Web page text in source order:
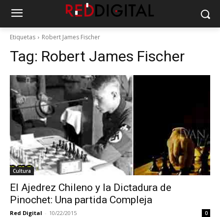
Etiquetas Robert James Fischer
Tag: Robert James Fischer
Cultura
El Ajedrez Chileno y la Dictadura de
Pinochet: Una partida Compleja
Red Digital - 10/22/2015 0